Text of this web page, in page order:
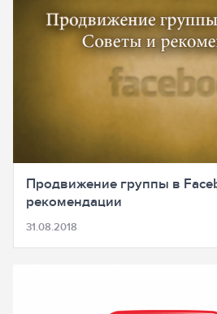
Продвижение группы в
рекомендации
31.08.2018